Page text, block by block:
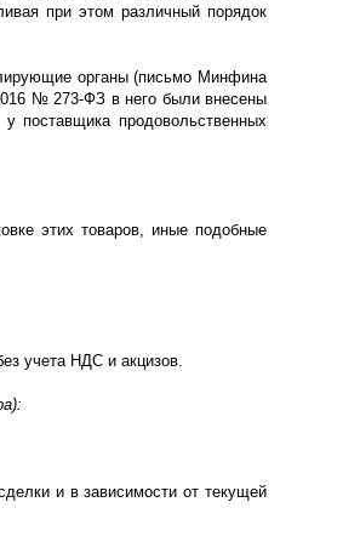
при этом различный порядок
органы (письмо Минфина
№ 273-ФЗ в него были внесены
поставщика продовольственных
этих товаров, иные подобные
учета НДС и акцизов.
и в зависимости от текущей